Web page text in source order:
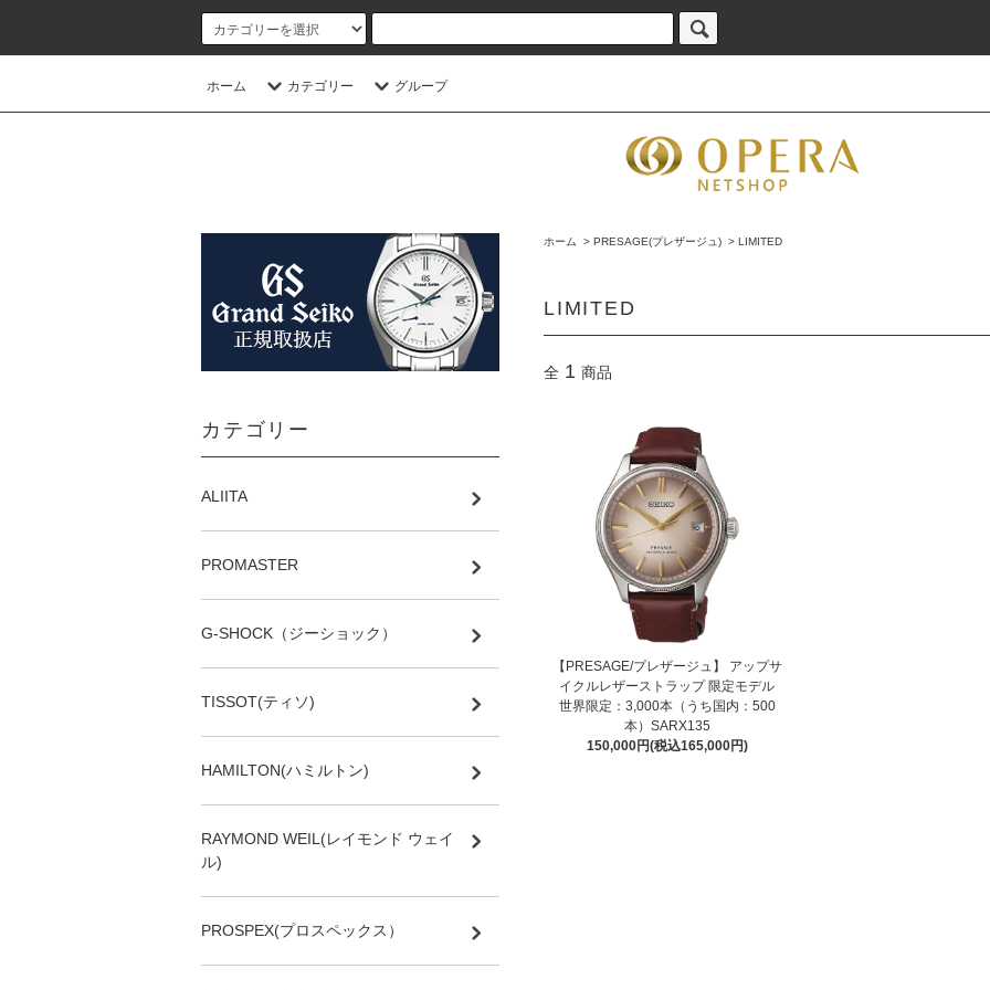
ホーム カテゴリー グループ
ホーム > PRESAGE(プレザージュ) > LIMITED
LIMITED
全 1 商品
【PRESAGE/プレザージュ】 アップサ
イクルレザーストラップ 限定モデル
世界限定：3,000本（うち国内：500
本）SARX135
150,000円(税込165,000円)
カテゴリー
ALIITA
PROMASTER
G-SHOCK（ジーショック）
TISSOT(ティソ)
HAMILTON(ハミルトン)
RAYMOND WEIL(レイモンド ウェイ
ル)
PROSPEX(プロスペックス）